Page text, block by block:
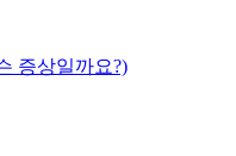
증상일까요?)